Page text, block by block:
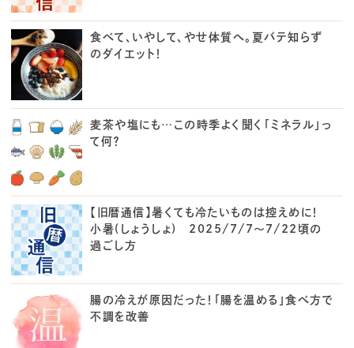
食べて、いやして、やせ体質へ。夏バテ知らず
のダイエット！
麦茶や塩にも…この時季よく聞く「ミネラル」っ
て何？
【旧暦通信】暑くても冷たいものは控えめに！
小暑(しょうしょ) 2025/7/7～7/22頃の
過ごし方
腸の冷えが原因だった！「腸を温める」食べ方で
不調を改善